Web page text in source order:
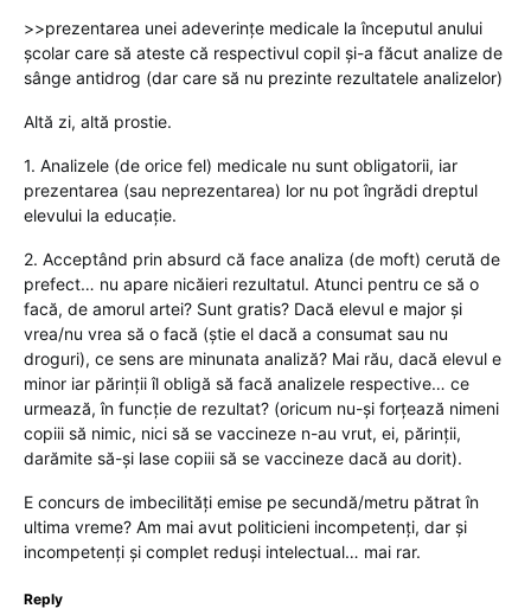
>>prezentarea unei adeverinţe medicale la începutul anului
şcolar care să ateste că respectivul copil şi-a făcut analize de
sânge antidrog (dar care să nu prezinte rezultatele analizelor)
Altă zi, altă prostie.
1. Analizele (de orice fel) medicale nu sunt obligatorii, iar
prezentarea (sau neprezentarea) lor nu pot îngrădi dreptul
elevului la educație.
2. Acceptând prin absurd că face analiza (de moft) cerută de
prefect… nu apare nicăieri rezultatul. Atunci pentru ce să o
facă, de amorul artei? Sunt gratis? Dacă elevul e major și
vrea/nu vrea să o facă (știe el dacă a consumat sau nu
droguri), ce sens are minunata analiză? Mai rău, dacă elevul e
minor iar părinții îl obligă să facă analizele respective… ce
urmează, în funcție de rezultat? (oricum nu-și forțează nimeni
copiii să nimic, nici să se vaccineze n-au vrut, ei, părinții,
darămite să-și lase copiii să se vaccineze dacă au dorit).
E concurs de imbecilități emise pe secundă/metru pătrat în
ultima vreme? Am mai avut politicieni incompetenți, dar și
incompetenți și complet reduși intelectual… mai rar.
Reply